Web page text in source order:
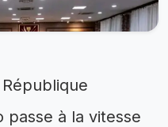
passe à la vitesse